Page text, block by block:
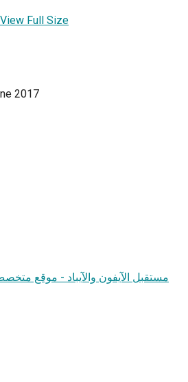
View Full Size
2017
مستقبل الآيفون والآيباد - موقع